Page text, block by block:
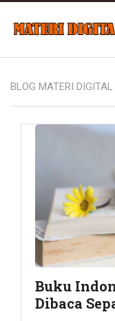
BLOG MATERI DIGITAL
Buku
Dibaca